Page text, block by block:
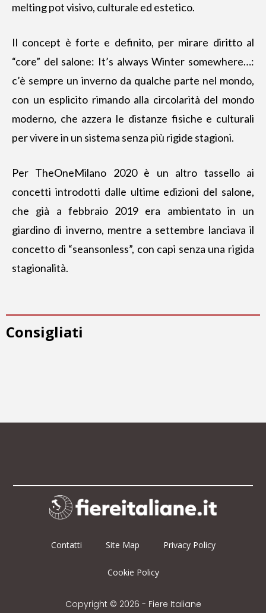
melting pot visivo, culturale ed estetico.
Il concept è forte e definito, per mirare diritto al
“core” del salone: It’s always Winter somewhere…:
c’è sempre un inverno da qualche parte nel mondo,
con un esplicito rimando alla circolarità del mondo
moderno, che azzera le distanze fisiche e culturali
per vivere in un sistema senza più rigide stagioni.
Per TheOneMilano 2020 è un altro tassello ai
concetti introdotti dalle ultime edizioni del salone,
che già a febbraio 2019 era ambientato in un
giardino di inverno, mentre a settembre lanciava il
concetto di “seansonless”, con capi senza una rigida
stagionalità.
Consigliati
Contatti Site Map Privacy Policy
Cookie Policy
Copyright © 2026 - Fiere Italiane